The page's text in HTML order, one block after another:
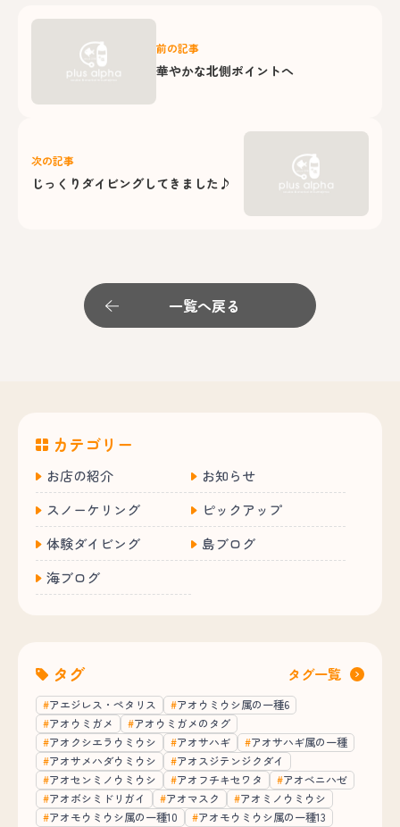
前の記事
華やかな北側ポイントへ
次の記事
じっくりダイビングしてきました♪
一覧へ戻る
カテゴリー
お店の紹介
お知らせ
スノーケリング
ピックアップ
体験ダイビング
島ブログ
海ブログ
タグ タグ一覧
アエジレス・ペタリス
アオウミウシ属の一種6
アオウミガメ
アオウミガメのタグ
アオクシエラウミウシ
アオサハギ
アオサハギ属の一種
アオサメハダウミウシ
アオスジテンジクダイ
アオセンミノウミウシ
アオフチキセワタ
アオベニハゼ
アオボシミドリガイ
アオマスク
アオミノウミウシ
アオモウミウシ属の一種10
アオモウミウシ属の一種13